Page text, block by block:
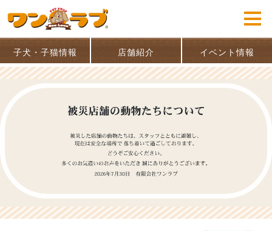
子犬・子猫情報 店舗紹介 イベント情報